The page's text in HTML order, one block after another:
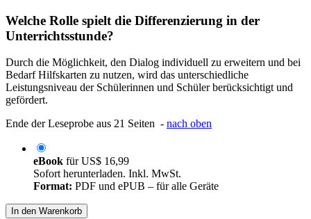
Welche Rolle spielt die Differenzierung in der
Unterrichtsstunde?
Durch die Möglichkeit, den Dialog individuell zu erweitern und bei
Bedarf Hilfskarten zu nutzen, wird das unterschiedliche
Leistungsniveau der Schülerinnen und Schüler berücksichtigt und
gefördert.
Ende der Leseprobe aus 21 Seiten - nach oben
eBook fürUS$ 16,99
Sofort herunterladen. Inkl. MwSt.
Format: PDF und ePUB – für alle Geräte
In den Warenkorb